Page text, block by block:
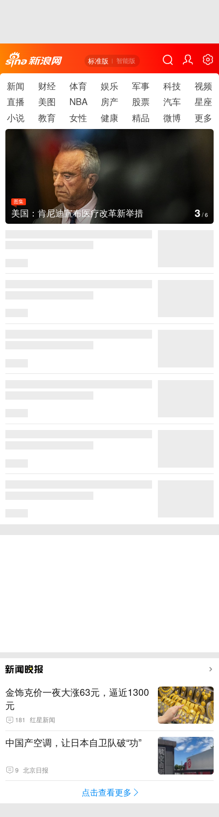
标准版 智能版
新闻 财经 体育 娱乐 军事 科技
视频
直播
美图 NBA 房产 股票 汽车
星座
小说
教育 女性 健康 精品 微博 更多
云南普洱：乡村风光如画 4 /6
金饰克价一夜大涨63元，逼近1300
元
181 红星新闻
中国产空调，让日本自卫队破“功”
9 北京日报
点击查看更多